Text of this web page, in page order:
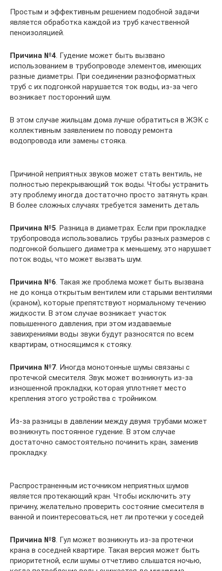
Простым и эффективным решением подобной задачи
является обработка каждой из труб качественной
пеноизоляцией.
Причина №4. Гудение может быть вызвано
использованием в трубопроводе элементов, имеющих
разные диаметры. При соединении разноформатных
труб с их подгонкой нарушается ток воды, из-за чего
возникает посторонний шум.
В этом случае жильцам дома лучше обратиться в ЖЭК с
коллективным заявлением по поводу ремонта
водопровода или замены стояка.
Причиной неприятных звуков может стать вентиль, не
полностью перекрывающий ток воды. Чтобы устранить
эту проблему иногда достаточно просто затянуть кран.
В более сложных случаях требуется заменить деталь
Причина №5. Разница в диаметрах. Если при прокладке
трубопровода использовались трубы разных размеров с
подгонкой большего диаметра к меньшему, это нарушает
поток воды, что может вызвать шум.
Причина №6. Такая же проблема может быть вызвана
не до конца открытым вентилем или старыми вентилями
(краном), которые препятствуют нормальному течению
жидкости. В этом случае возникает участок
повышенного давления, при этом издаваемые
завихрениями воды звуки будут разносятся по всем
квартирам, относящимся к стояку.
Причина №7. Иногда монотонные шумы связаны с
протечкой смесителя. Звук может возникнуть из-за
изношенной прокладки, которая уплотняет место
крепления этого устройства с тройником.
Из-за разницы в давлении между двумя трубами может
возникнуть постоянное гудение. В этом случае
достаточно самостоятельно починить кран, заменив
прокладку.
Распространенным источником неприятных шумов
является протекающий кран. Чтобы исключить эту
причину, желательно проверить состояние смесителя в
ванной и поинтересоваться, нет ли протечки у соседей
Причина №8. Гул может возникнуть из-за протечки
крана в соседней квартире. Такая версия может быть
приоритетной, если шумы отчетливо слышатся ночью,